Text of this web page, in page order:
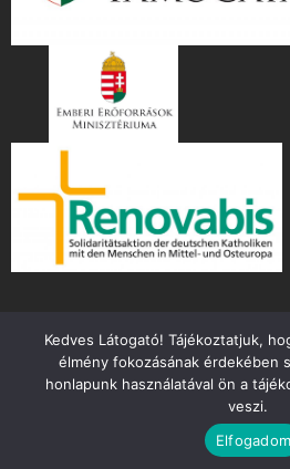
Copyright ©2026
Kedves Látogató! Tájékoztatjuk,
élmény fokozásának érdekében
honlapunk használatával ön a
veszi.
Elfogadom